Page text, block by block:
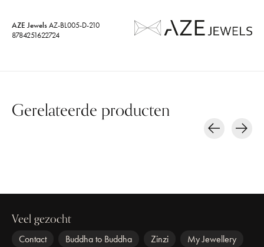
AZE JewelsAZ-BL005-D-210
8784251622724
Gerelateerde producten
Veel gezocht
Contact Buddha to Buddha Zinzi
My Jewellery